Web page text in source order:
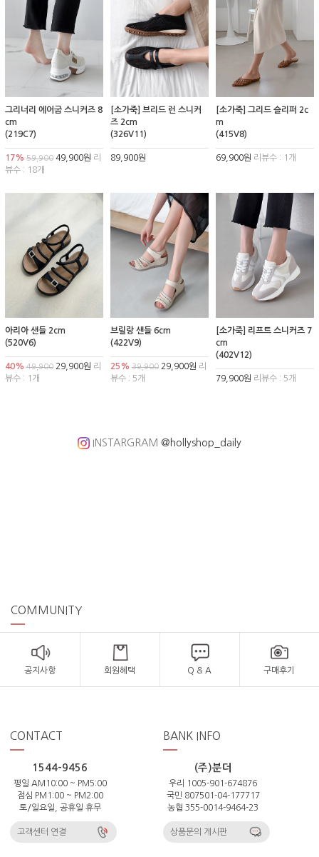
그리너리 에어굽 스니커즈 8
cm
(219C7)
17% 59,900 49,900원 리
뷰수 : 18개
[소가죽] 브리드 런 스니커
즈 2cm
(326V11)
89,900원
[소가죽] 그리드 슬리퍼 2c
m
(415V8)
69,900원 리뷰수 : 1개
아리아 샌들 2cm
(520V6)
40% 49,900 29,900원 리
뷰수 : 1개
브릴랑 샌들 6cm
(422V9)
25% 39,90029,900원 리
뷰수 : 5개
[소가죽] 리프트 스니커즈 7
cm
(402V12)
79,900원 리뷰수 : 5개
INSTARGRAM @hollyshop_daily
COMMUNITY
공지사항 회원혜택 Q & A 구매후기
CONTACT
1544-9456
평일 AM10:00 ~ PM5:00
점심 PM1:00 ~ PM2:00
토/일요일, 공휴일 휴무
고객센터 연결
BANK INFO
(주)분더
우리 1005-901-674876
국민 807501-04-177717
농협 355-0014-9464-23
상품문의 게시판